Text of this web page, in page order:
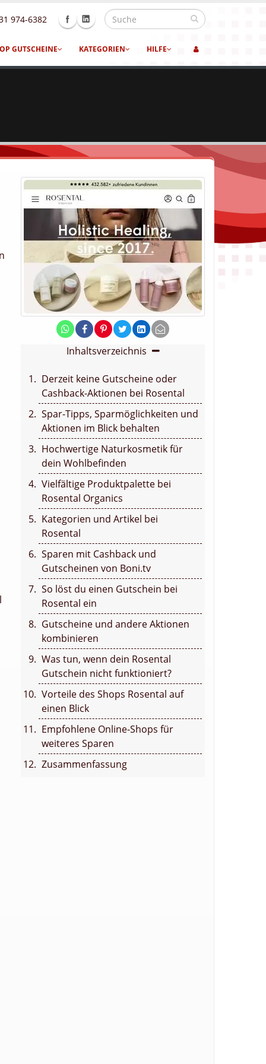
974-6382
GUTSCHEINE KATEGORIEN HILFE
Inhaltsverzeichnis
Derzeit keine Gutscheine oder
Cashback-Aktionen bei Rosental
Spar-Tipps, Sparmöglichkeiten und
Aktionen im Blick behalten
Hochwertige Naturkosmetik für
dein Wohlbefinden
Vielfältige Produktpalette bei
Rosental Organics
Kategorien und Artikel bei
Rosental
Sparen mit Cashback und
Gutscheinen von Boni.tv
So löst du einen Gutschein bei
Rosental ein
Gutscheine und andere Aktionen
kombinieren
Was tun, wenn dein Rosental
Gutschein nicht funktioniert?
Vorteile des Shops Rosental auf
einen Blick
Empfohlene Online-Shops für
weiteres Sparen
Zusammenfassung